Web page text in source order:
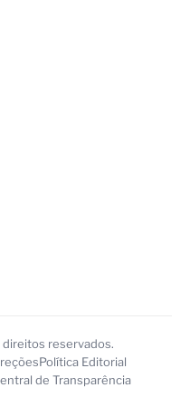
reservados.
Política Editorial
de Transparência